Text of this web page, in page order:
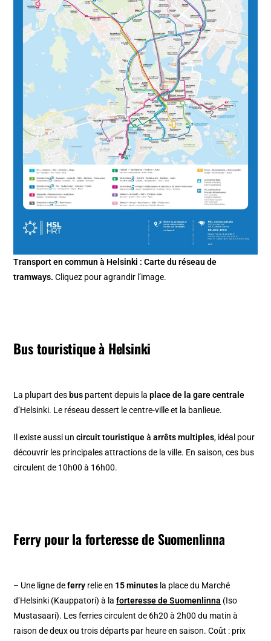
Transport en commun à Helsinki : Carte du réseau de
tramways. Cliquez pour agrandir l’image.
Bus touristique à Helsinki
La plupart des bus partent depuis laplace de la gare centrale
d’Helsinki. Le réseau dessert le centre-ville et la banlieue.
Il existe aussi uncircuit touristiqueàarrêts multiples, idéal pour
découvrir les principales attractions de la ville. En saison, ces bus
circulent de 10h00 à 16h00.
Ferry pour la forteresse de Suomenlinna
– Une ligne deferry relie en 15 minutes la place du Marché
d’Helsinki (Kauppatori) à laforteresse de Suomenlinna (Iso
Mustasaari). Les ferries circulent de 6h20 à 2h00 du matin à
raison de deux ou trois départs par heure en saison. Coût : prix